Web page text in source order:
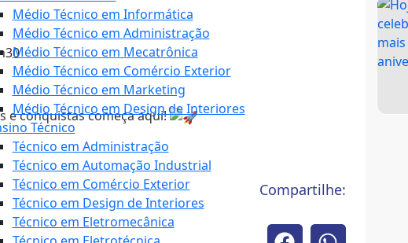
Médio Técnico em Informática
Médio Técnico em Administração
Médio Técnico em Mecatrônica
Médio Técnico em Comércio Exterior
Médio Técnico em Marketing
Médio Técnico em Design de Interiores
Técnico
Técnico em Administração
Técnico em Automação Industrial
Técnico em Comércio Exterior
Técnico em Design de Interiores
Técnico em Eletromecânica
e conquistas começa aqui!
Compartilhe: